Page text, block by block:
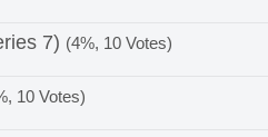
7) (4%, 10 Votes)
10 Votes)